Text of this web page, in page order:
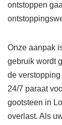
ontstoppen
Onze aanpak
gebruik wordt
de
24/7 paraat
gootsteen in
overlast. Als